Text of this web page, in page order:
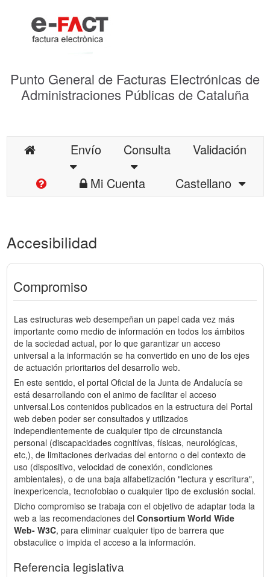
Punto General de Facturas Electrónicas de
Administraciones Públicas de Cataluña
Envío Consulta
Validación
Mi Cuenta
Castellano
Accesibilidad
Compromiso
Las estructuras web desempeñan un papel cada vez más
importante como medio de información en todos los ámbitos
de la sociedad actual, por lo que garantizar un acceso
universal a la información se ha convertido en uno de los ejes
de actuación prioritarios del desarrollo web.
En este sentido, el portal Oficial de la Junta de Andalucía se
está desarrollando con el animo de facilitar el acceso
universal.Los contenidos publicados en la estructura del Portal
web deben poder ser consultados y utilizados
independientemente de cualquier tipo de circunstancia
personal (discapacidades cognitívas, físicas, neurológicas,
etc,), de limitaciones derivadas del entorno o del contexto de
uso (dispositivo, velocidad de conexión, condiciones
ambientales), o de una baja alfabetización "lectura y escritura",
inexpericencia, tecnofobiao o cualquier tipo de exclusión social.
Dicho compromiso se trabaja con el objetivo de adaptar toda la
web a las recomendaciones del Consortium World Wide
Web- W3C, para eliminar cualquier tipo de barrera que
obstaculice o impida el acceso a la información.
Referencia legislativa